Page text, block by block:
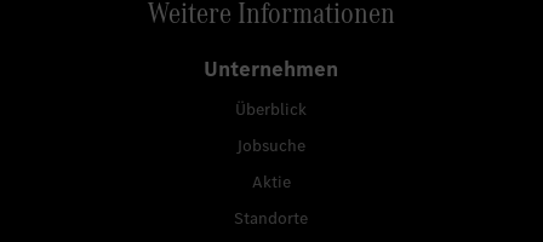
Weitere Informationen
Unternehmen
Überblick
Jobsuche
Aktie
Standorte